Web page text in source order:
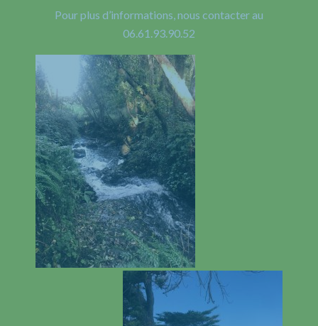
Pour plus d’informations, nous contacter au
06.61.93.90.52